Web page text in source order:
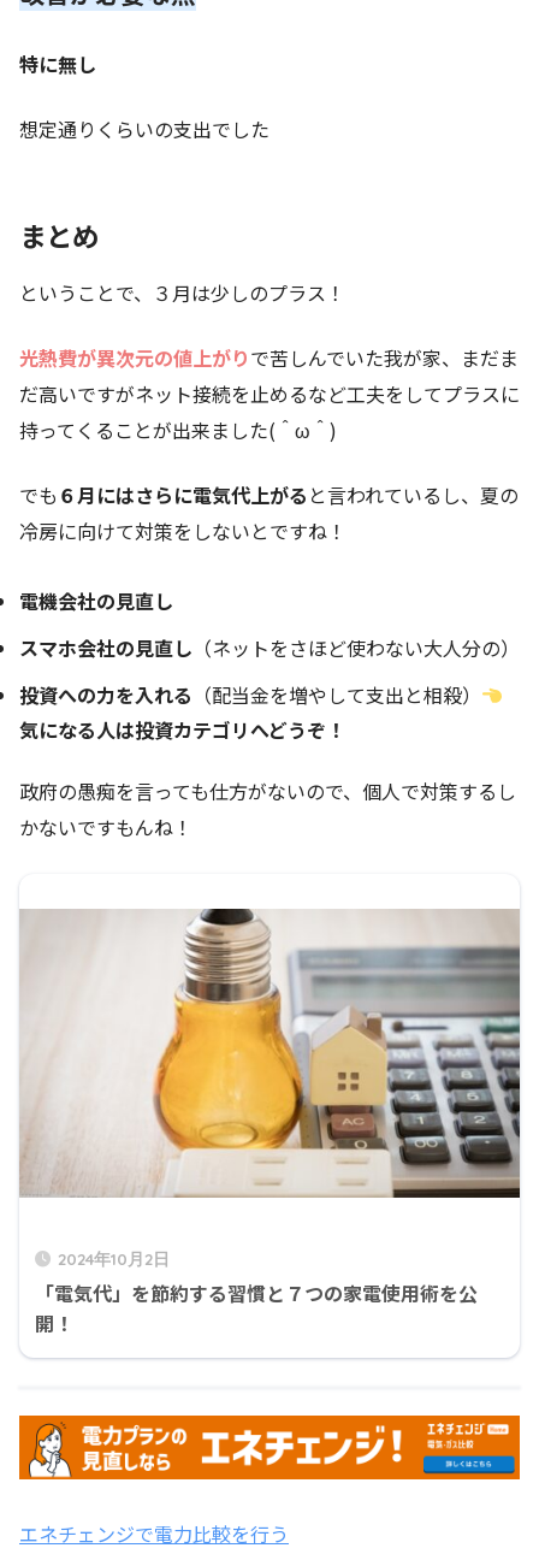
特に無し
想定通りくらいの支出でした
まとめ
ということで、３月は少しのプラス！
光熱費が異次元の値上がりで苦しんでいた我が家、まだま
だ高いですがネット接続を止めるなど工夫をしてプラスに
持ってくることが出来ました(＾ω＾)
でも ６月にはさらに電気代上がる と言われているし、夏の
冷房に向けて対策をしないとですね！
電機会社の見直し
スマホ会社の見直し （ネットをさほど使わない大人分の）
投資への力を入れる （配当金を増やして支出と相殺）
気になる人は投資カテゴリへどうぞ！
政府の愚痴を言っても仕方がないので、個人で対策するし
かないですもんね！
2024年10月2日
「電気代」を節約する習慣と７つの家電使用術を公
開！
エネチェンジで電力比較を行う